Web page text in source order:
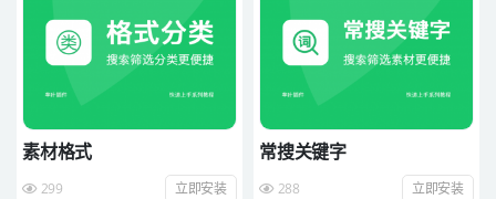
素材格式
299 立即安装
常搜关键字
288 立即安装